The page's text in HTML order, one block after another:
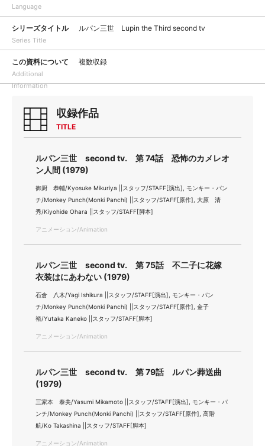
Language
シリーズタイトル
Series Title
ルパン三世 Lupin the Third second tv
この資料について
Additional
Information
複数収録
収録作品
TITLE
ルパン三世 second tv. 第 74話 恐怖のカメレオ
ン人間 (1979)
御厨 恭輔/Kyosuke Mikuriya ||スタッフ/STAFF[演出], モンキー・パン
チ/Monkey Punch(Monki Panchi) ||スタッフ/STAFF[原作], 大原 清
秀/Kiyohide Ohara ||スタッフ/STAFF[脚本]
アニメーション/Animation
ルパン三世 second tv. 第 75話 不二子に花嫁
衣装はにあわない (1979)
石倉 八木/Yagi Ishikura ||スタッフ/STAFF[演出], モンキー・パン
チ/Monkey Punch(Monki Panchi) ||スタッフ/STAFF[原作], 金子
裕/Yutaka Kaneko ||スタッフ/STAFF[脚本]
アニメーション/Animation
ルパン三世 second tv. 第 79話 ルパン葬送曲
(1979)
三家本 泰美/Yasumi Mikamoto ||スタッフ/STAFF[演出], モンキー・パ
ンチ/Monkey Punch(Monki Panchi) ||スタッフ/STAFF[原作], 高階
航/Ko Takashina ||スタッフ/STAFF[脚本]
アニメーション/Animation